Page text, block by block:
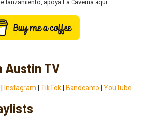
lanzamiento, apoya La Caverna aquí:
Austin TV
Instagram TikTok Bandcamp YouTube